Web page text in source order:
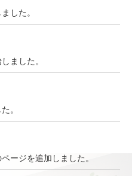
した。
ました。
。
ージを追加しました。